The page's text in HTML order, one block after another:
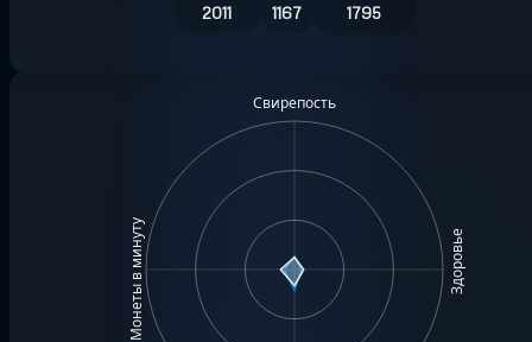
2011 1167 1795
Свирепость
Здоровье
Монеты в минуту